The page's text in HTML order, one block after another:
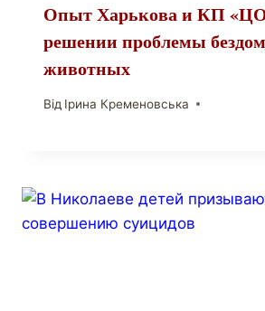
Опыт Харькова и КП
решении проблемы
животных
Від Ірина Кременовська